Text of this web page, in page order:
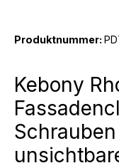
Produktnummer:
Kebony